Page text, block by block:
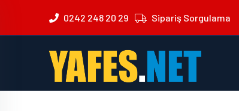
0242 248 20 29 Sipariş Sorgulama